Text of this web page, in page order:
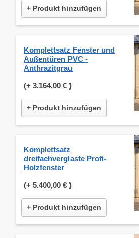
+ Produkt hinzufügen
Komplettsatz Fenster und
Außentüren PVC -
Anthrazitgrau
(+ 3.164,00 € )
+ Produkt hinzufügen
Komplettsatz
dreifachverglaste Profi-
Holzfenster
(+ 5.400,00 € )
+ Produkt hinzufügen